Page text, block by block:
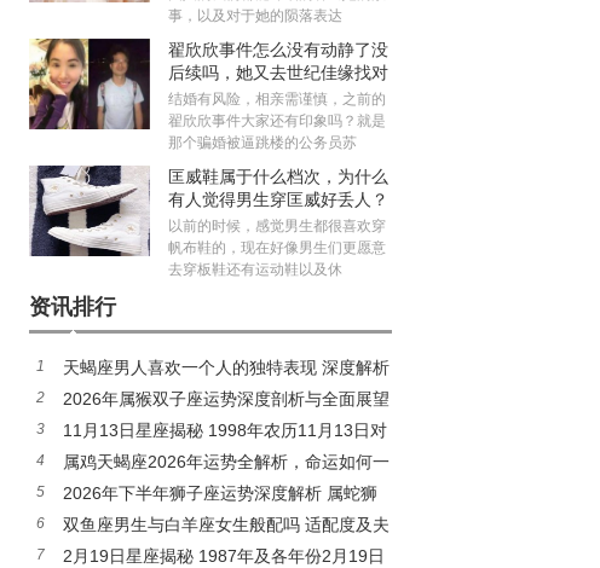
事，以及对于她的陨落表达
翟欣欣事件怎么没有动静了没
后续吗，她又去世纪佳缘找对
象真的假的
结婚有风险，相亲需谨慎，之前的
翟欣欣事件大家还有印象吗？就是
那个骗婚被逼跳楼的公务员苏
匡威鞋属于什么档次，为什么
有人觉得男生穿匡威好丢人？
以前的时候，感觉男生都很喜欢穿
帆布鞋的，现在好像男生们更愿意
去穿板鞋还有运动鞋以及休
资讯排行
1
天蝎座男人喜欢一个人的独特表现 深度解析
准到爆
2 2026年属猴双子座运势深度剖析与全面展望
3
11月13日星座揭秘 1998年农历11月13日对
应星座深度解析
4
属鸡天蝎座2026年运势全解析，命运如何一
探究竟
5
2026年下半年狮子座运势深度解析 属蛇狮
子座全年运势展望
6
双鱼座男生与白羊座女生般配吗 适配度及夫
妻相处之道
7
2月19日星座揭秘 1987年及各年份2月19日